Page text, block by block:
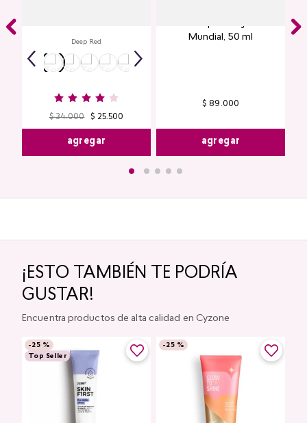
Deep Red
$ 34.000 $ 25.500
agregar
Mundial​, 50 ml
$ 89.000
agregar
¡ESTO TAMBIÉN TE PODRÍA
GUSTAR!
Encuentra productos de alta calidad en Cyzone
-25 %
Top Seller
-25 %